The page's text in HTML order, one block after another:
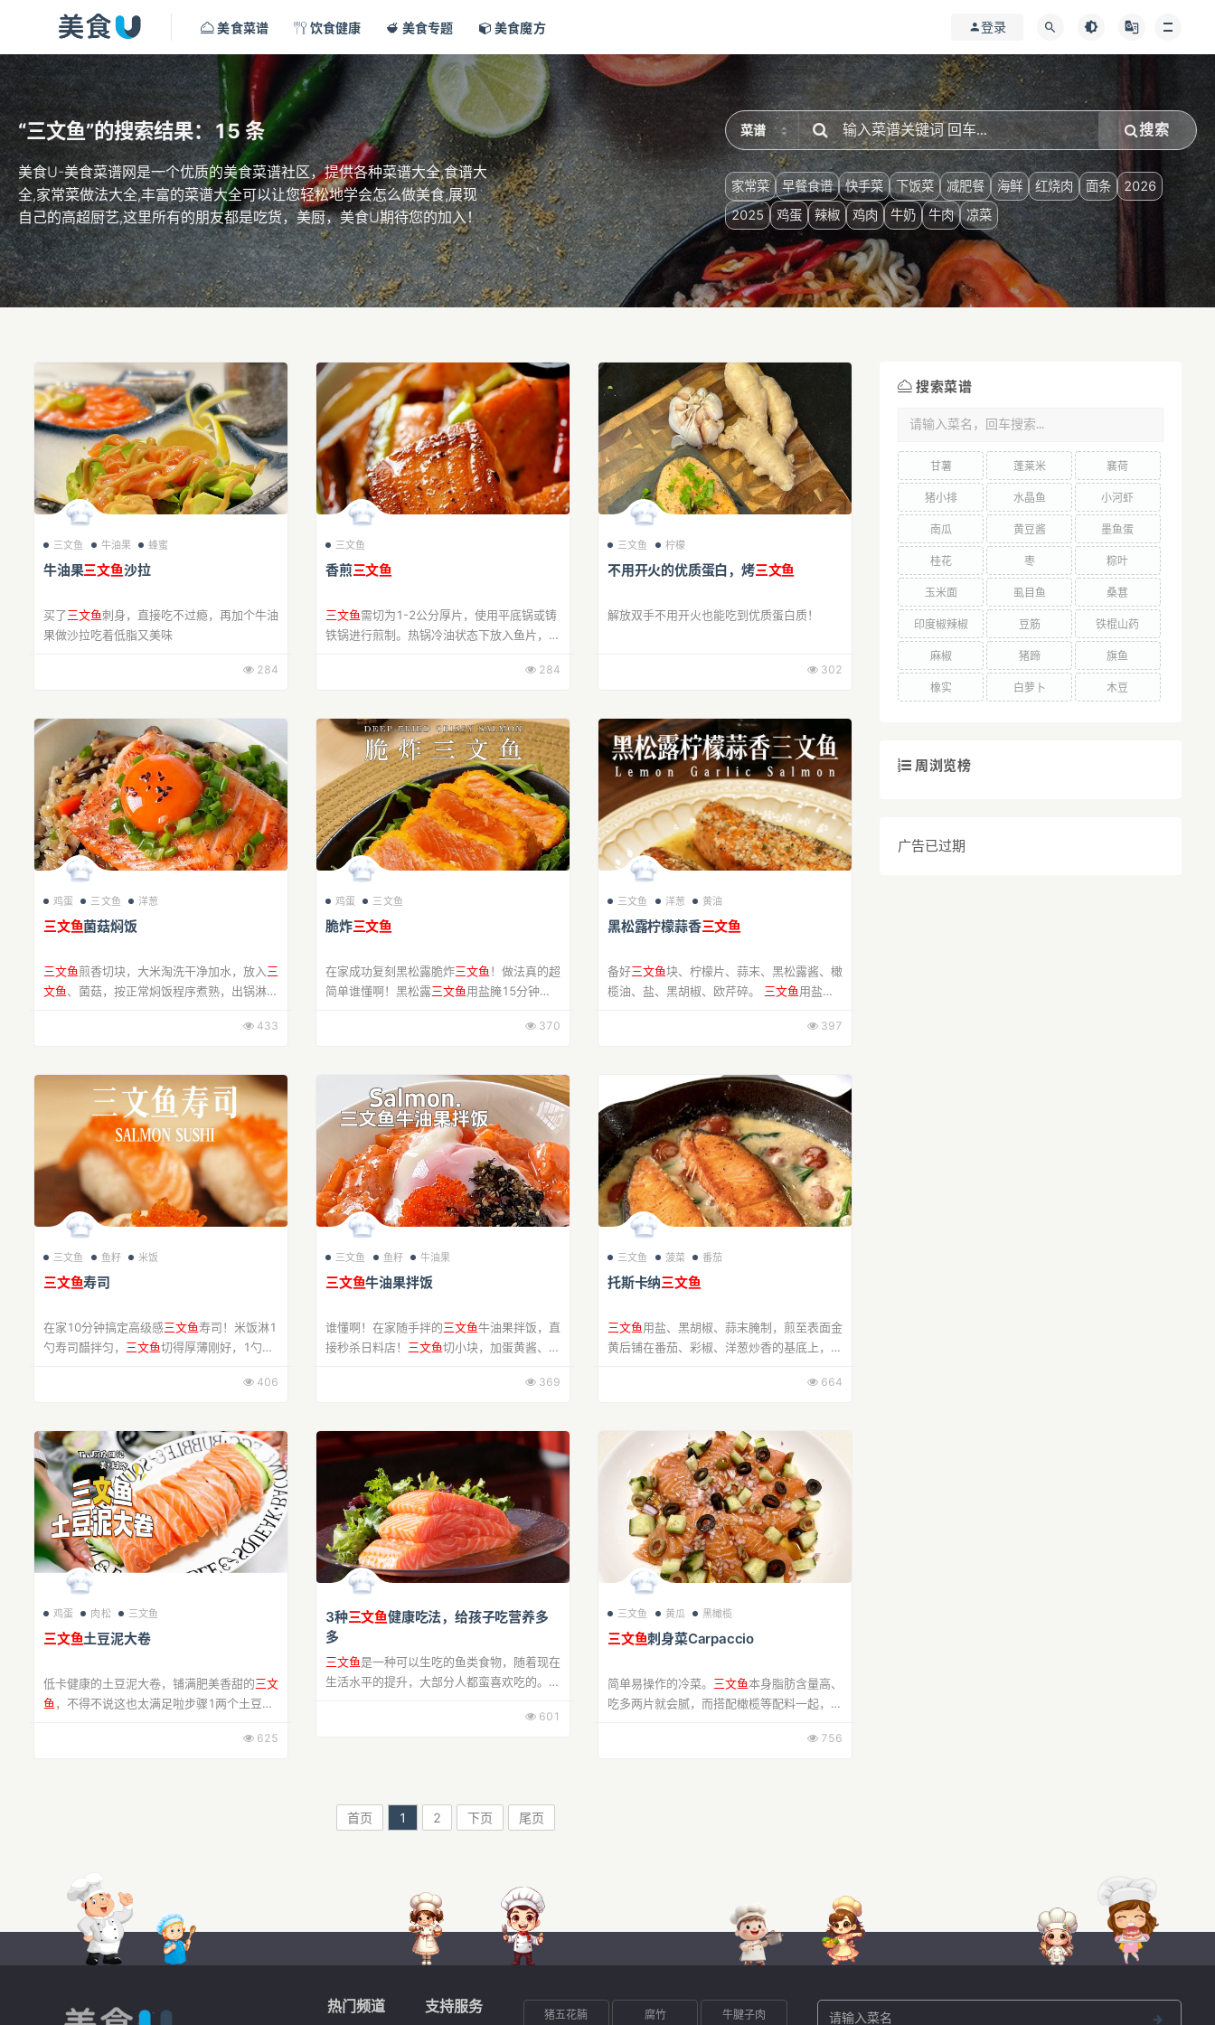
美食菜谱 饮食健康 美食专题 美食魔方 登录
“三文鱼”的搜索结果：15 条
美食U-美食菜谱网是一个优质的美食菜谱社区，提供各种菜谱大全,食谱大
全,家常菜做法大全,丰富的菜谱大全可以让您轻松地学会怎么做美食,展现
自己的高超厨艺,这里所有的朋友都是吃货，美厨，美食U期待您的加入！
搜索
家常菜 早餐食谱 快手菜 下饭菜 减肥餐 海鲜 红烧肉 面条
2026
2025
鸡蛋 辣椒 鸡肉 牛奶 牛肉 凉菜
三文鱼 牛油果 蜂蜜
牛油果三文鱼沙拉
买了三文鱼刺身，直接吃不过瘾，再加个牛油
果做沙拉吃着低脂又美味
284
三文鱼
香煎三文鱼
三文鱼需切为1-2公分厚片，使用平底锅或铸
铁锅进行煎制。热锅冷油状态下放入鱼片，单
284
三文鱼 柠檬
不用开火的优质蛋白，烤三文鱼
解放双手不用开火也能吃到优质蛋白质！
302
鸡蛋 三文鱼 洋葱
三文鱼菌菇焖饭
三文鱼煎香切块，大米淘洗干净加水，放入三
文鱼、菌菇，按正常焖饭程序煮熟，出锅淋黑
433
鸡蛋 三文鱼
脆炸三文鱼
在家成功复刻黑松露脆炸三文鱼 ！做法真的超
简单谁懂啊！黑松露三文鱼用盐腌15分钟，
的炭粉面粉炸粉，再蘸蛋液滚层面包糠，六成
370
三文鱼 洋葱 黄油
黑松露柠檬蒜香三文鱼
备好三文鱼块、柠檬片、蒜末、黑松露酱、橄
榄油、盐、黑胡椒、欧芹碎。 三文鱼用盐、
钟，热锅放橄榄油，煎至两面金黄，出锅前挤
397
三文鱼 鱼籽 米饭
三文鱼寿司
在家10分钟搞定高级感三文鱼寿司！米饭淋1
勺寿司醋拌匀， 三文鱼切得厚薄刚好，1勺黑
片，挤上黑松露沙拉酱，最后
406
三文鱼 鱼籽 牛油果
三文鱼牛油果拌饭
谁懂啊！在家随手拌的三文鱼牛油果拌饭，直
接秒杀日料店！ 三文鱼切小块，加蛋黄酱、芥
泥拌半个柠檬汁，米饭混海苔碎铺底，叠上牛
369
三文鱼 菠菜 番茄
托斯卡纳三文鱼
三文鱼用盐、黑胡椒、蒜末腌制，煎至表面金
黄后铺在番茄、彩椒、洋葱炒香的基底上，淋
烤箱200℃烤10分钟。出炉撒欧芹碎，搭配
664
鸡蛋 肉松 三文鱼
三文鱼土豆泥大卷
低卡健康的土豆泥大卷，铺满肥美香甜的三文
鱼 ，不得不说这也太满足啦步骤1两个土豆，
瓜洗净，用刮刀刮成薄片步骤3蒸好的土豆放
625
3种三文鱼健康吃法，给孩子吃营养多
多
三文鱼是一种可以生吃的鱼类食物，随着现在
生活水平的提升，大部分人都蛮喜欢吃的。那
有哪些具体的
601
三文鱼 黄瓜 黑橄榄
三文鱼刺身菜Carpaccio
简单易操作的冷菜。 三文鱼本身脂肪含量高、
吃多两片就会腻，而搭配橄榄等配料一起，会
表面撒上少许盐和黑胡椒粉或者黑胡椒碎；步
756
首页 1 2 下页 尾页
搜索菜谱
甘薯 蓬莱米 襄荷
猪小排 水晶鱼 小河虾
南瓜 黄豆酱 墨鱼蛋
桂花 枣 粽叶
玉米面 虱目鱼 桑葚
印度椒辣椒 豆筋 铁棍山药
麻椒 猪蹄 旗鱼
橡实 白萝卜 木豆
周浏览榜
广告已过期
热门频道 支持服务
猪五花腩 腐竹 牛腱子肉